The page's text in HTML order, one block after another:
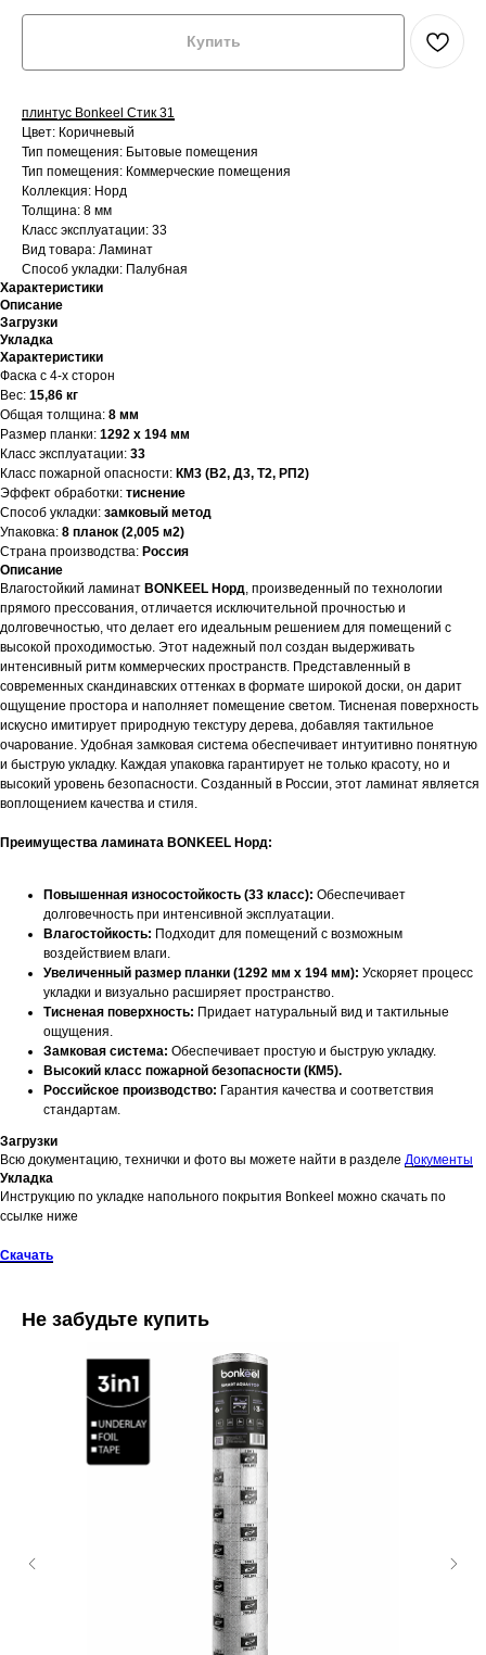
Купить
плинтус Bonkeel Стик 31
Цвет: Коричневый
Тип помещения: Бытовые помещения
Тип помещения: Коммерческие помещения
Коллекция: Норд
Толщина: 8 мм
Класс эксплуатации: 33
Вид товара: Ламинат
Способ укладки: Палубная
Характеристики
Описание
Загрузки
Укладка
Характеристики
Фаска с 4-х сторон
Вес: 15,86 кг
Общая толщина: 8 мм
Размер планки: 1292 х 194 мм
Класс эксплуатации: 33
Класс пожарной опасности: КМ3 (В2, Д3, Т2, РП2)
Эффект обработки: тиснение
Способ укладки: замковый метод
Упаковка: 8 планок (2,005 м2)
Страна производства: Россия
Описание
Влагостойкий ламинат BONKEEL Норд , произведенный по технологии
прямого прессования, отличается исключительной прочностью и
долговечностью, что делает его идеальным решением для помещений с
высокой проходимостью. Этот надежный пол создан выдерживать
интенсивный ритм коммерческих пространств. Представленный в
современных скандинавских оттенках в формате широкой доски, он дарит
ощущение простора и наполняет помещение светом. Тисненая поверхность
искусно имитирует природную текстуру дерева, добавляя тактильное
очарование. Удобная замковая система обеспечивает интуитивно понятную
и быструю укладку. Каждая упаковка гарантирует не только красоту, но и
высокий уровень безопасности. Созданный в России, этот ламинат является
воплощением качества и стиля.
Преимущества ламината BONKEEL Норд:
Повышенная износостойкость (33 класс): Обеспечивает
долговечность при интенсивной эксплуатации.
Влагостойкость: Подходит для помещений с возможным
воздействием влаги.
Увеличенный размер планки (1292 мм х 194 мм): Ускоряет процесс
укладки и визуально расширяет пространство.
Тисненая поверхность: Придает натуральный вид и тактильные
ощущения.
Замковая система: Обеспечивает простую и быструю укладку.
Высокий класс пожарной безопасности (КМ5).
Российское производство: Гарантия качества и соответствия
стандартам.
Загрузки
Всю документацию, технички и фото вы можете найти в разделе Документы
Укладка
Инструкцию по укладке напольного покрытия Bonkeel можно скачать по
ссылке ниже
Скачать
Не забудьте купить